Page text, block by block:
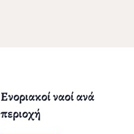
Ενοριακοί ναοί ανά
περιοχή